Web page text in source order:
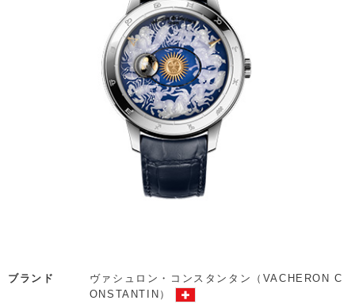
ブランド
ヴァシュロン・コンスタンタン（VACHERON C
ONSTANTIN）